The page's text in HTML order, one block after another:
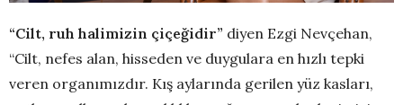
“Cilt, ruh halimizin çiçeğidir” diyen Ezgi Nevçehan,
“Cilt, nefes alan, hisseden ve duygulara en hızlı tepki
veren organımızdır. Kış aylarında gerilen yüz kasları,